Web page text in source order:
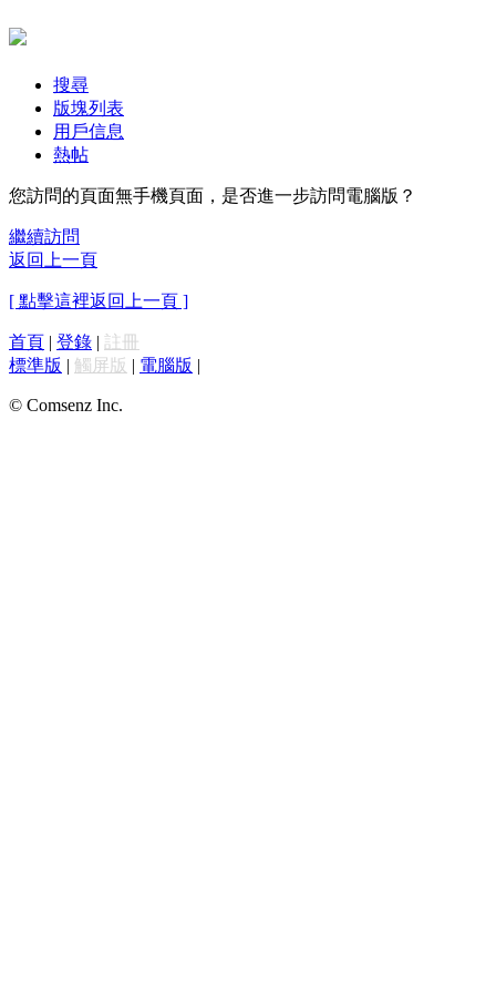
搜尋
版塊列表
用戶信息
熱帖
您訪問的頁面無手機頁面，是否進一步訪問電腦版？
繼續訪問
返回上一頁
[ 點擊這裡返回上一頁 ]
首頁 | 登錄 | 註冊
標準版 | 觸屏版 | 電腦版 |
© Comsenz Inc.